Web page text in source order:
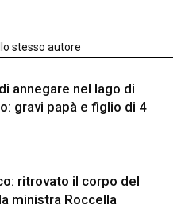
stesso autore
annegare nel lago di
gravi papà e figlio di 4
ritrovato il corpo del
ministra Roccella